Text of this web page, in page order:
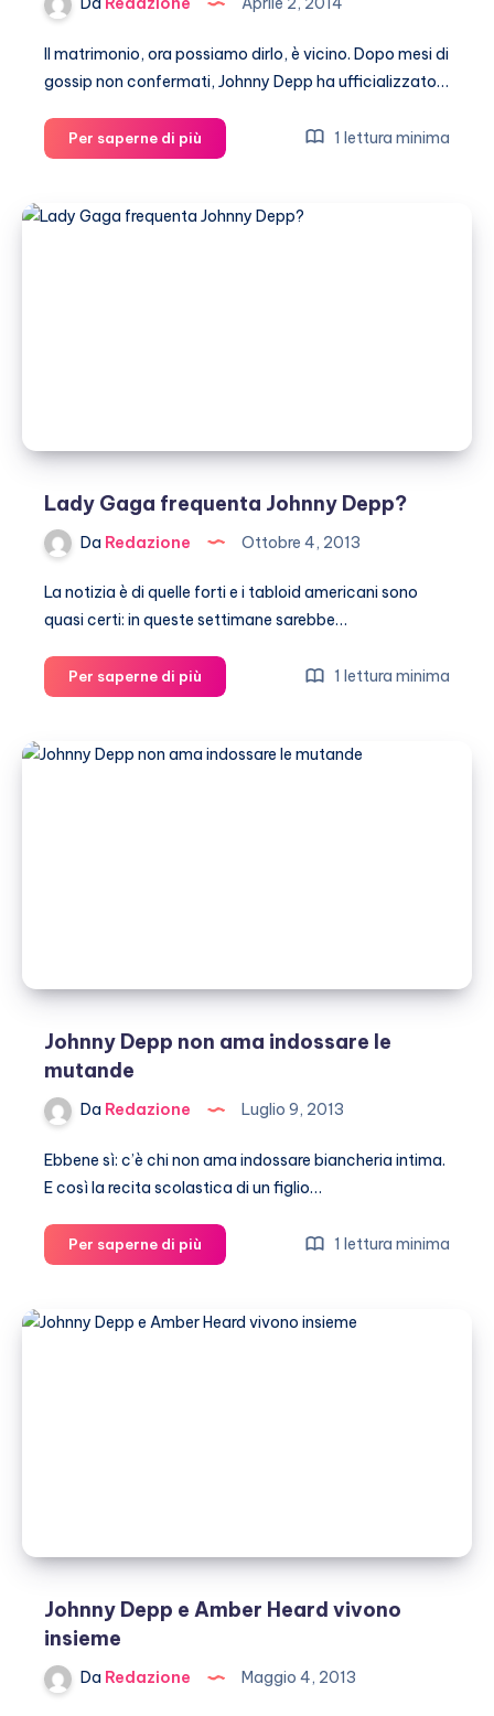
Il matrimonio, ora possiamo dirlo, è vicino. Dopo mesi di
gossip non confermati, Johnny Depp ha ufficializzato…
Per saperne di più
Depp
Amber
1 lettura minima
Lady Gaga frequenta Johnny Depp?
Da Redazione Ottobre 4, 2013
La notizia è di quelle forti e i tabloid americani sono
quasi certi: in queste settimane sarebbe…
Per saperne di più
Gaga
Johnny
1 lettura minima
Johnny Depp non ama indossare le
mutande
Da Redazione Luglio 9, 2013
Ebbene sì: c’è chi non ama indossare biancheria intima.
E così la recita scolastica di un figlio…
Per saperne di più
Depp
ama
1 lettura minima
Johnny Depp e Amber Heard vivono
insieme
Da Redazione Maggio 4, 2013